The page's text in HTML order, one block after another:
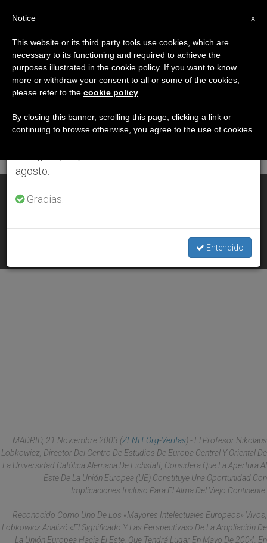
DÍA
Noviembre 21st, 2003
ÚLTIMAS NOTICIAS
NOV 21, 2003 00:00
MADRID, 21 Noviembre 2003 (ZENIT.org-Veritas).- El Profesor Nikolaus
Lobkowicz, Director Del Centro De Estudios De Europa Central Y Oriental De
La Universidad Católica Alemana De Eichstätt, Considera Que La Apertura Al
Este De La Unión Europea (UE) Constituye Una Oportunidad Con
Implicaciones Incluso Para El Alma Del Viejo Continente.
Reconocido Como Uno De Los «mayores Intelectuales Europeos» Vivos,
Lobkowicz Analizó «el Significado Y Las Perspectivas» De La Ampliación De
La Unión Europea Hacia El Este, Que Tendrá Lugar En Mayo De 2004, En
×
Aviso importante
Del 27 de julio al 7 de agosto haremos la pausa
anual, aprovechando que en el periodo de verano
se generan menos informaciones y también el
agosto.
Gracias.
Entendido
x
Notice
This website or its third party tools use cookies, which are
necessary to its functioning and required to achieve the
purposes illustrated in the cookie policy. If you want to know
more or withdraw your consent to all or some of the cookies,
please refer to the cookie policy
By closing this banner, scrolling this page, clicking a link or
continuing to browse otherwise, you agree to the use of cookies.